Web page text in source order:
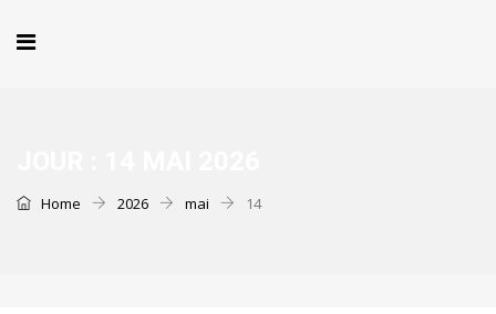
Home 2026 mai 14